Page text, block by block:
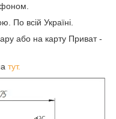
По всій Україні.
або на карту Приват -
тут.